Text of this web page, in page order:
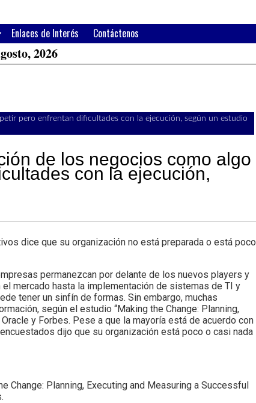
Area
Enlaces de Interés Contáctenos
2026
pero enfrentan dificultades con la ejecución, según un estudio
de los negocios como algo
con la ejecución,
dice que su organización no está preparada o está poco
permanezcan por delante de los nuevos players y
mercado hasta la implementación de sistemas de TI y
tener un sinfín de formas. Sin embargo, muchas
según el estudio “Making the Change: Planning,
y Forbes. Pese a que la mayoría está de acuerdo con
dijo que su organización está poco o casi nada
Change: Planning, Executing and Measuring a Successful